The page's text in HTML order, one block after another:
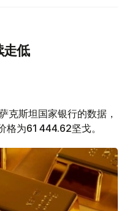
走低
克斯坦国家银行的数据，
为61 444.62坚戈。